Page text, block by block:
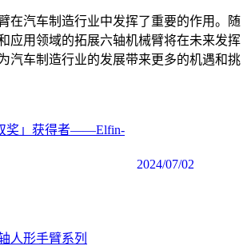
在汽车制造行业中发挥了重要的作用。随
应用领域的拓展六轴机械臂将在未来发挥
汽车制造行业的发展带来更多的机遇和挑
奖」获得者——Elfin-
2024/07/02
人形手臂系列